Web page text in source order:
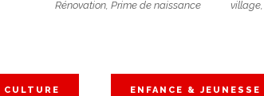
Rénovation, Prime de naissance
ENFANCE & JEUNESSE